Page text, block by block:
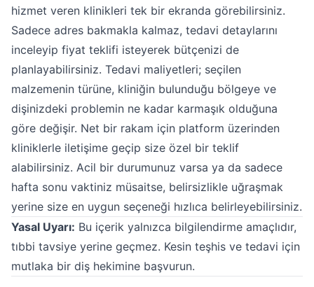
hizmet veren klinikleri tek bir ekranda görebilirsiniz.
Sadece adres bakmakla kalmaz, tedavi detaylarını
inceleyip fiyat teklifi isteyerek bütçenizi de
planlayabilirsiniz. Tedavi maliyetleri; seçilen
malzemenin türüne, kliniğin bulunduğu bölgeye ve
dişinizdeki problemin ne kadar karmaşık olduğuna
göre değişir. Net bir rakam için platform üzerinden
kliniklerle iletişime geçip size özel bir teklif
alabilirsiniz. Acil bir durumunuz varsa ya da sadece
hafta sonu vaktiniz müsaitse, belirsizlikle uğraşmak
yerine size en uygun seçeneği hızlıca belirleyebilirsiniz.
Yasal Uyarı: Bu içerik yalnızca bilgilendirme amaçlıdır,
tıbbi tavsiye yerine geçmez. Kesin teşhis ve tedavi için
mutlaka bir diş hekimine başvurun.